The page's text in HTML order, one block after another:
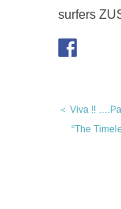
surfers
＜ Viva !!
“The